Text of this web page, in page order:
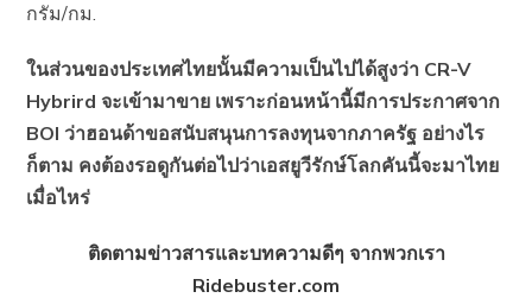
กรัม/กม.
ในส่วนของประเทศไทยนั้นมีความเป็นไปได้สูงว่า CR-V
Hybrird จะเข้ามาขาย เพราะก่อนหน้านี้มีการประกาศจาก
BOI ว่าฮอนด้าขอสนับสนุนการลงทุนจากภาครัฐ อย่างไร
ก็ตาม คงต้องรอดูกันต่อไปว่าเอสยูวีรักษ์โลกคันนี้จะมาไทย
เมื่อไหร่
ติดตามข่าวสารและบทความดีๆ จากพวกเรา
Ridebuster.com